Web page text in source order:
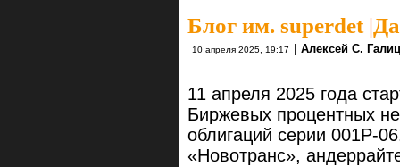
Блог им. superdet|
10 апреля 2025, 19:17 Алексей С.
11 апреля 2025 года
Биржевых процентных
облигаций серии 001P-
«Новотранс»,